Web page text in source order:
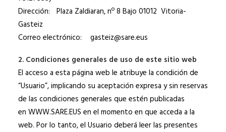
Dirección: Plaza Zaldiaran, nº 8 Bajo 01012 Vitoria-
Gasteiz
Correo electrónico: gasteiz@sare.eus
2. Condiciones generales de uso de este sitio web
El acceso a esta página web le atribuye la condición de
“Usuario”, implicando su aceptación expresa y sin reservas
de las condiciones generales que estén publicadas
en WWW.SARE.EUS en el momento en que acceda a la
web. Por lo tanto, el Usuario deberá leer las presentes